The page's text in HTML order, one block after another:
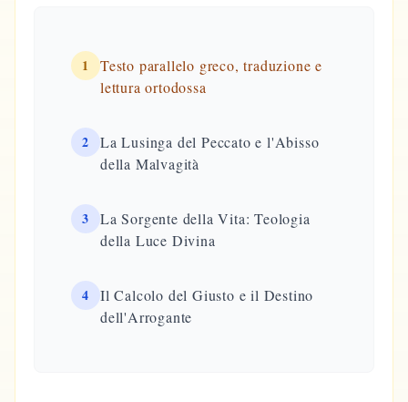
1
Testo parallelo greco, traduzione e
lettura ortodossa
2
La Lusinga del Peccato e l'Abisso
della Malvagità
3
La Sorgente della Vita: Teologia
della Luce Divina
4
Il Calcolo del Giusto e il Destino
dell'Arrogante